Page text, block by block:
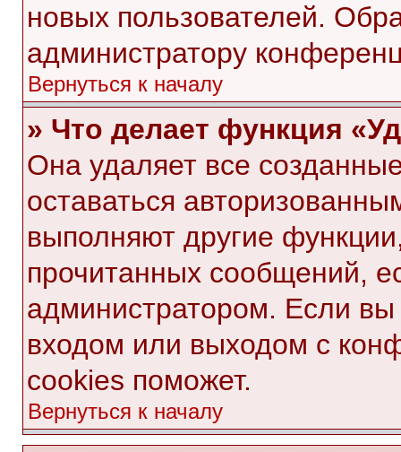
новых пользователей.
администратору
Вернуться к началу
» Что делает функция
Она удаляет все
оставаться
выполняют другие
прочитанных сообщений,
администратором. Если
входом или выходом с
cookies поможет.
Вернуться к началу